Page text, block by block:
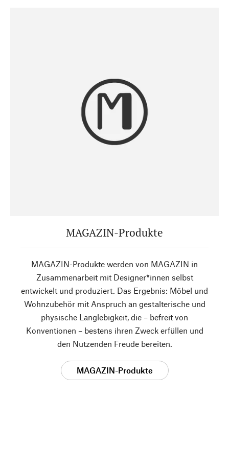
MAGAZIN-Produkte
MAGAZIN-Produkte werden von MAGAZIN in
Zusammenarbeit mit Designer*innen selbst
entwickelt und produziert. Das Ergebnis: Möbel und
Wohnzubehör mit Anspruch an gestalterische und
physische Langlebigkeit, die – befreit von
Konventionen – bestens ihren Zweck erfüllen und
den Nutzenden Freude bereiten.
MAGAZIN-Produkte